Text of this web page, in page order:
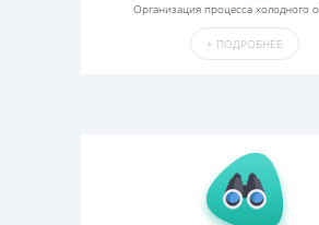
Организация процесса холодного
+ ПОДРОБНЕЕ